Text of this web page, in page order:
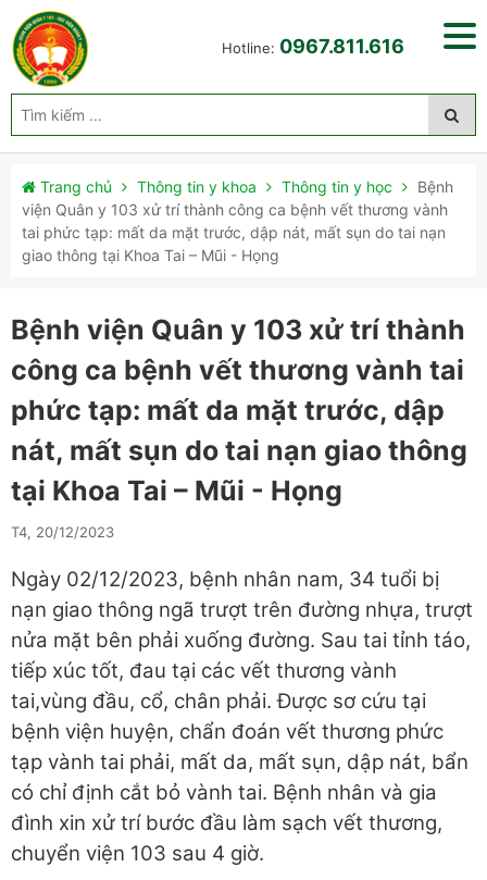
Hotline: 0967.811.616
Trang chủ Thông tin y khoa Thông tin y học
Bệnh
viện Quân y 103 xử trí thành công ca bệnh vết thương vành
tai phức tạp: mất da mặt trước, dập nát, mất sụn do tai nạn
giao thông tại Khoa Tai – Mũi - Họng
Bệnh viện Quân y 103 xử trí thành
công ca bệnh vết thương vành tai
phức tạp: mất da mặt trước, dập
nát, mất sụn do tai nạn giao thông
tại Khoa Tai – Mũi - Họng
T4, 20/12/2023
Ngày 02/12/2023, bệnh nhân nam, 34 tuổi bị
nạn giao thông ngã trượt trên đường nhựa, trượt
nửa mặt bên phải xuống đường. Sau tai tỉnh táo,
tiếp xúc tốt, đau tại các vết thương vành
tai,vùng đầu, cổ, chân phải. Được sơ cứu tại
bệnh viện huyện, chẩn đoán vết thương phức
tạp vành tai phải, mất da, mất sụn, dập nát, bẩn
có chỉ định cắt bỏ vành tai. Bệnh nhân và gia
đình xin xử trí bước đầu làm sạch vết thương,
chuyển viện 103 sau 4 giờ.